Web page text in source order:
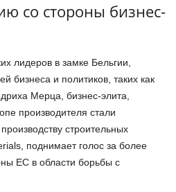
со стороны бизнес-
лидеров в замке Бельгии,
бизнеса и политиков, таких как
Мерца, бизнес-элита,
производителя стали
строительных
поднимает голос за более
ЕС в области борьбы с